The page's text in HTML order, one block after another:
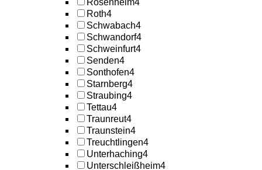
Rosenheim4
Roth4
Schwabach4
Schwandorf4
Schweinfurt4
Senden4
Sonthofen4
Starnberg4
Straubing4
Tettau4
Traunreut4
Traunstein4
Treuchtlingen4
Unterhaching4
Unterschleißheim4